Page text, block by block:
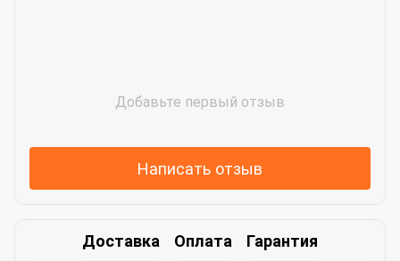
Добавьте первый отзыв
Написать отзыв
Доставка Оплата Гарантия